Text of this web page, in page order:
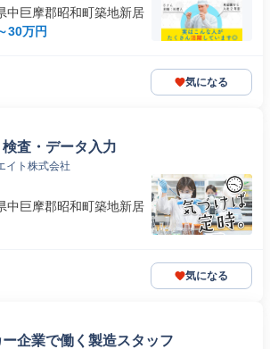
中巨摩郡昭和町築地新居
30万円
気になる
査・データ入力
イト株式会社
中巨摩郡昭和町築地新居
気になる
企業で働く製造スタッフ